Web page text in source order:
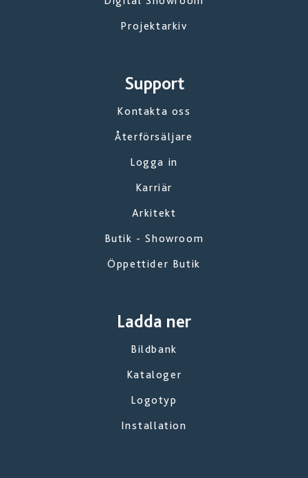
Projektarkiv
Support
Kontakta oss
Återförsäljare
Logga in
Karriär
Arkitekt
Butik - Showroom
Öppettider Butik
Ladda ner
Bildbank
Kataloger
Logotyp
Installation